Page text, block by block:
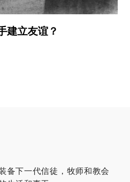
建立友谊？
备下一代信徒，牧师和教会